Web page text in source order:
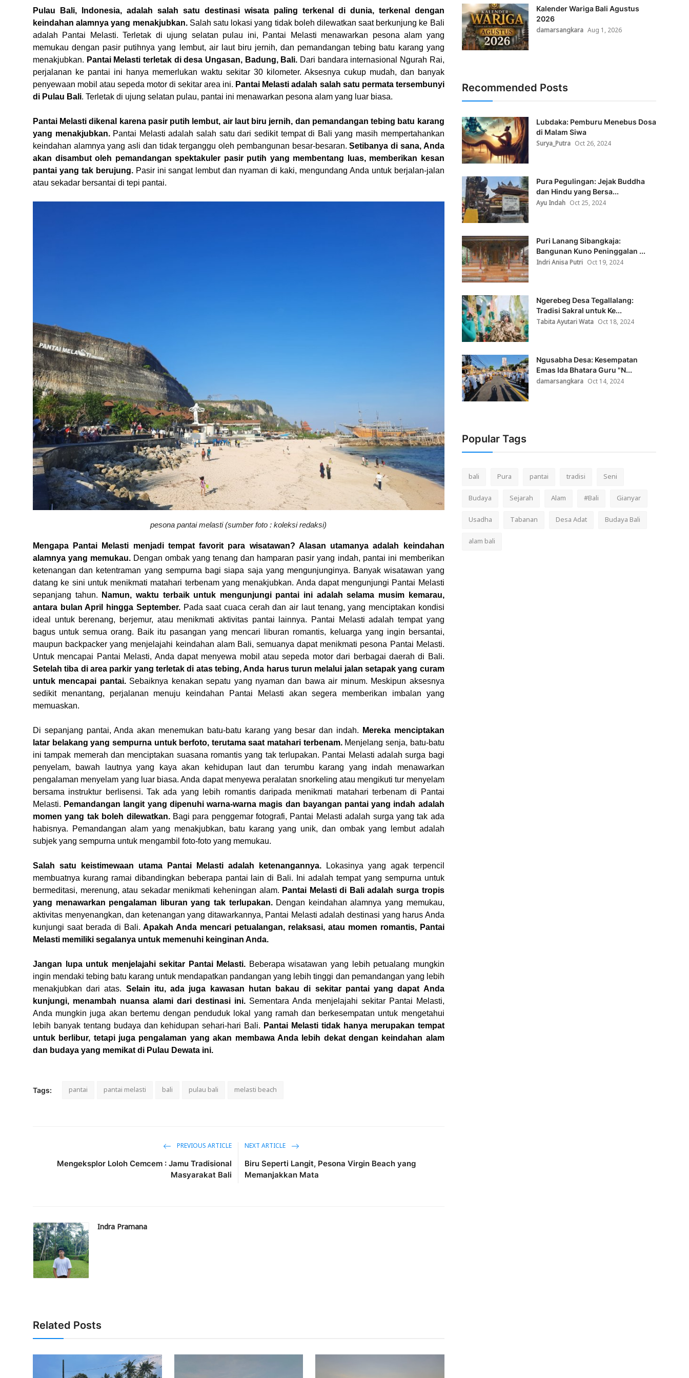
Pulau Bali, Indonesia, adalah salah satu destinasi wisata paling terkenal di dunia, terkenal dengan
keindahan alamnya yang menakjubkan.Salah satu lokasi yang tidak boleh dilewatkan saat berkunjung ke Bali
adalah Pantai Melasti. Terletak di ujung selatan pulau ini, Pantai Melasti menawarkan pesona alam yang
memukau dengan pasir putihnya yang lembut, air laut biru jernih, dan pemandangan tebing batu karang yang
menakjubkan. Pantai Melasti terletak di desa Ungasan, Badung, Bali. Dari bandara internasional Ngurah Rai,
perjalanan ke pantai ini hanya memerlukan waktu sekitar 30 kilometer. Aksesnya cukup mudah, dan banyak
penyewaan mobil atau sepeda motor di sekitar area ini. Pantai Melasti adalah salah satu permata tersembunyi
di Pulau Bali. Terletak di ujung selatan pulau, pantai ini menawarkan pesona alam yang luar biasa.
Pantai Melasti dikenal karena pasir putih lembut, air laut biru jernih, dan pemandangan tebing batu karang
yang menakjubkan.Pantai Melasti adalah salah satu dari sedikit tempat di Bali yang masih mempertahankan
keindahan alamnya yang asli dan tidak terganggu oleh pembangunan besar-besaran.Setibanya di sana, Anda
akan disambut oleh pemandangan spektakuler pasir putih yang membentang luas, memberikan kesan
pantai yang tak berujung.Pasir ini sangat lembut dan nyaman di kaki, mengundang Anda untuk berjalan-jalan
atau sekadar bersantai di tepi pantai.
pesona pantai melasti (sumber foto : koleksi redaksi)
Mengapa Pantai Melasti menjadi tempat favorit para wisatawan? Alasan utamanya adalah keindahan
alamnya yang memukau. Dengan ombak yang tenang dan hamparan pasir yang indah, pantai ini memberikan
ketenangan dan ketentraman yang sempurna bagi siapa saja yang mengunjunginya. Banyak wisatawan yang
datang ke sini untuk menikmati matahari terbenam yang menakjubkan. Anda dapat mengunjungi Pantai Melasti
sepanjang tahun.
Namun, waktu terbaik untuk mengunjungi pantai ini adalah selama musim kemarau,
antara bulan April hingga September.Pada saat cuaca cerah dan air laut tenang, yang menciptakan kondisi
ideal untuk berenang, berjemur, atau menikmati aktivitas pantai lainnya.
Pantai Melasti adalah tempat yang
bagus untuk semua orang. Baik itu pasangan yang mencari liburan romantis, keluarga yang ingin bersantai,
maupun backpacker yang menjelajahi keindahan alam Bali, semuanya dapat menikmati pesona Pantai Melasti.
Untuk mencapai Pantai Melasti, Anda dapat menyewa mobil atau sepeda motor dari berbagai daerah di Bali.
Setelah tiba di area parkir yang terletak di atas tebing, Anda harus turun melalui jalan setapak yang curam
untuk mencapai pantai.Sebaiknya kenakan sepatu yang nyaman dan bawa air minum. Meskipun aksesnya
sedikit menantang, perjalanan menuju keindahan Pantai Melasti akan segera memberikan imbalan yang
memuaskan.
Di sepanjang pantai, Anda akan menemukan batu-batu karang yang besar dan indah.
Mereka menciptakan
latar belakang yang sempurna untuk berfoto, terutama saat matahari terbenam.Menjelang senja, batu-batu
ini tampak memerah dan menciptakan suasana romantis yang tak terlupakan. Pantai Melasti adalah surga bagi
penyelam, bawah lautnya yang kaya akan kehidupan laut dan terumbu karang yang indah menawarkan
pengalaman menyelam yang luar biasa. Anda dapat menyewa peralatan snorkeling atau mengikuti tur menyelam
bersama instruktur berlisensi. Tak ada yang lebih romantis daripada menikmati matahari terbenam di Pantai
Melasti. Pemandangan langit yang dipenuhi warna-warna magis dan bayangan pantai yang indah adalah
momen yang tak boleh dilewatkan.Bagi para penggemar fotografi, Pantai Melasti adalah surga yang tak ada
habisnya. Pemandangan alam yang menakjubkan, batu karang yang unik, dan ombak yang lembut adalah
subjek yang sempurna untuk mengambil foto-foto yang memukau.
Salah satu keistimewaan utama Pantai Melasti adalah ketenangannya.Lokasinya yang agak terpencil
membuatnya kurang ramai dibandingkan beberapa pantai lain di Bali. Ini adalah tempat yang sempurna untuk
bermeditasi, merenung, atau sekadar menikmati keheningan alam. Pantai Melasti di Bali adalah surga tropis
yang menawarkan pengalaman liburan yang tak terlupakan. Dengan keindahan alamnya yang memukau,
aktivitas menyenangkan, dan ketenangan yang ditawarkannya, Pantai Melasti adalah destinasi yang harus Anda
kunjungi saat berada di Bali.Apakah Anda mencari petualangan, relaksasi, atau momen romantis, Pantai
Melasti memiliki segalanya untuk memenuhi keinginan Anda.
Jangan lupa untuk menjelajahi sekitar Pantai Melasti. Beberapa wisatawan yang lebih petualang mungkin
ingin mendaki tebing batu karang untuk mendapatkan pandangan yang lebih tinggi dan pemandangan yang lebih
menakjubkan dari atas. Selain itu, ada juga kawasan hutan bakau di sekitar pantai yang dapat Anda
kunjungi, menambah nuansa alami dari destinasi ini.Sementara Anda menjelajahi sekitar Pantai Melasti,
Anda mungkin juga akan bertemu dengan penduduk lokal yang ramah dan berkesempatan untuk mengetahui
lebih banyak tentang budaya dan kehidupan sehari-hari Bali. Pantai Melasti tidak hanya merupakan tempat
untuk berlibur, tetapi juga pengalaman yang akan membawa Anda lebih dekat dengan keindahan alam
dan budaya yang memikat di Pulau Dewata ini.
Tags: pantai pantai melasti bali pulau bali melasti beach
PREVIOUS ARTICLE
Mengeksplor Loloh Cemcem : Jamu Tradisional
Masyarakat Bali
NEXT ARTICLE
Biru Seperti Langit, Pesona Virgin Beach yang
Memanjakkan Mata
Indra Pramana
Related Posts
Kalender Wariga Bali Agustus
2026
damarsangkara Aug 1, 2026
Recommended Posts
Lubdaka: Pemburu Menebus Dosa
di Malam Siwa
Surya_Putra Oct 26, 2024
Pura Pegulingan: Jejak Buddha
dan Hindu yang Bersa...
Ayu Indah Oct 25, 2024
Puri Lanang Sibangkaja:
Bangunan Kuno Peninggalan ...
Indri Anisa Putri Oct 19, 2024
Ngerebeg Desa Tegallalang:
Tradisi Sakral untuk Ke...
Tabita Ayutari Wata Oct 18, 2024
Ngusabha Desa: Kesempatan
Emas Ida Bhatara Guru "N...
damarsangkara Oct 14, 2024
Popular Tags
bali Pura pantai tradisi
Seni
Budaya
Sejarah Alam #Bali
Gianyar
Usadha
Tabanan Desa Adat
Budaya Bali
alam bali